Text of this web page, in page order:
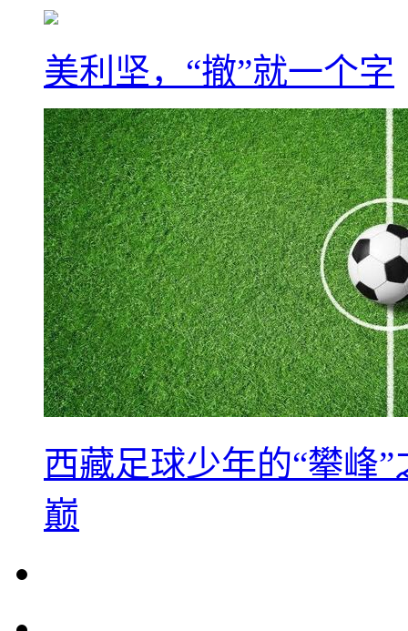
美利坚，“撤”就一个字
西藏足球少年的“攀峰
巅